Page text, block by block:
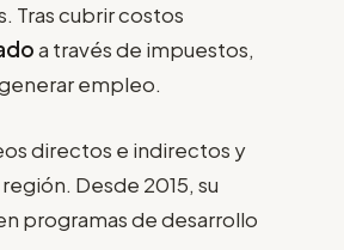
Tras cubrir costos
a través de impuestos,
empleo.
directos e indirectos y
Desde 2015, su
programas de desarrollo